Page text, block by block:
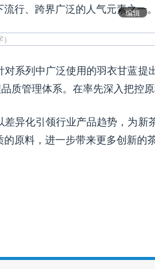
行、跨界广泛的人气元素之一。
编辑
系列中广泛使用的羽衣甘蓝
质管理体系。在率先深入把控
异化引领行业产品趋势，为
原料，进一步带来更多创新的茶